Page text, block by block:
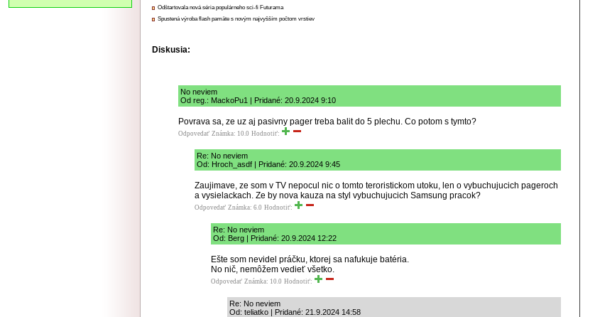
Odštartovala nová séria populárneho sci-fi Futurama
Spustená výroba flash pamäte s novým najvyšším počtom vrstiev
Diskusia:
No neviem
Od reg.: MackoPu1 | Pridané: 20.9.2024 9:10
Povrava sa, ze uz aj pasivny pager treba balit do 5 plechu. Co potom s tymto?
Odpovedať Známka: 10.0 Hodnotiť:
Re: No neviem
Od: Hroch_asdf | Pridané: 20.9.2024 9:45
Zaujimave, ze som v TV nepocul nic o tomto teroristickom utoku, len o vybuchujucich pageroch
a vysielackach. Ze by nova kauza na styl vybuchujucich Samsung pracok?
Odpovedať Známka: 6.0 Hodnotiť:
Re: No neviem
Od: Berg | Pridané: 20.9.2024 12:22
Ešte som nevidel práčku, ktorej sa nafukuje batéria.
No nič, nemôžem vedieť všetko.
Odpovedať Známka: 10.0 Hodnotiť:
Re: No neviem
Od: teliatko | Pridané: 21.9.2024 14:58